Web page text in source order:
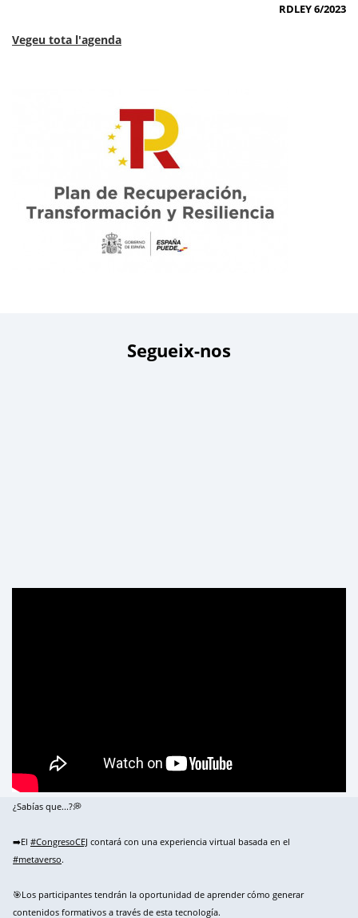
RDLEY 6/2023
Vegeu tota l'agenda
Segueix-nos
¿Sabías que...?💭
➡️El #CongresoCEJ contará con una experiencia virtual basada en el
#metaverso.
🎯Los participantes tendrán la oportunidad de aprender cómo generar
contenidos formativos a través de esta tecnología.